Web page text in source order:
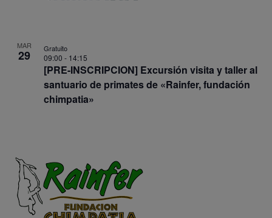
MAR
29
[PRE-INSCRIPCION] Excursión visita y taller al
santuario de primates de «Rainfer, fundación
chimpatia»
09:00 - 14:15
Gratuito